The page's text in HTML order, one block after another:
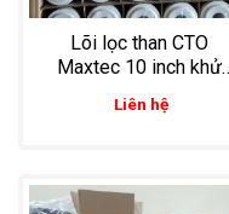
Lõi lọc than CTO
Maxtec 10 inch khử
andehite trong lọc rượu
Liên hệ